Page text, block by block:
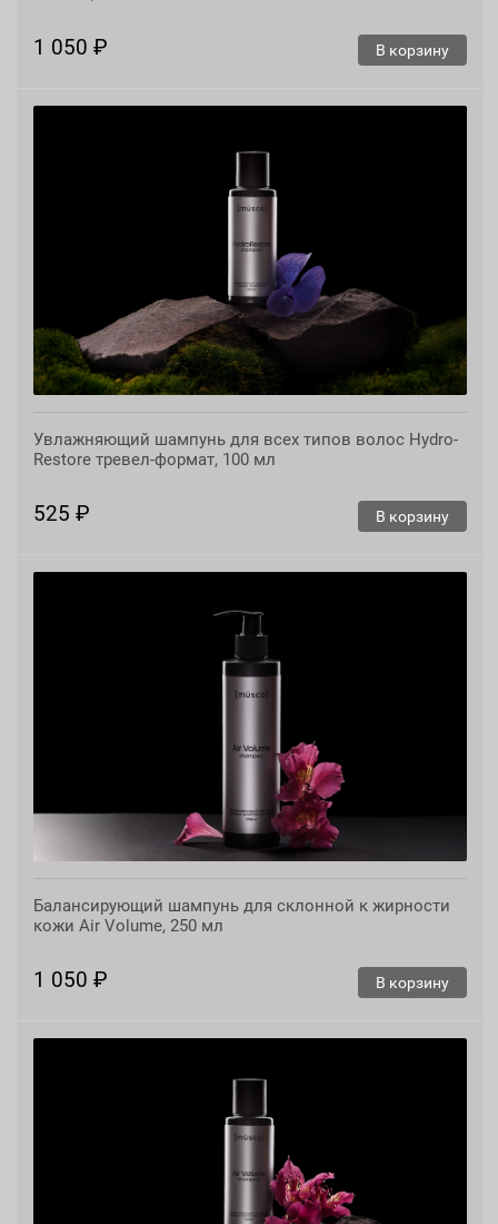
1 050 ₽ В корзину
Увлажняющий шампунь для всех типов волос Hydro-
Restore тревел-формат, 100 мл
525 ₽ В корзину
Балансирующий шампунь для склонной к жирности
кожи Air Volume, 250 мл
1 050 ₽ В корзину